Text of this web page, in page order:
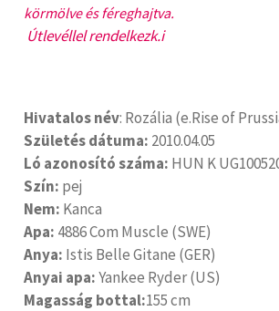
körmölve és féreghajtva.
Útlevéllel rendelkezk.i
Hivatalos név: Rozália (e.Rise of
Születés dátuma: 2010.04.05
Ló azonosító száma: HUN K
Szín: pej
Nem: Kanca
Apa: 4886 Com Muscle (SWE)
Anya: Istis Belle Gitane (GER)
Anyai apa:Yankee Ryder (US)
Magasság bottal:155 cm